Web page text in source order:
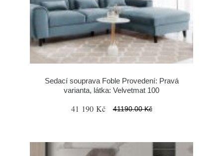
Sedací souprava Foble Provedení: Pravá
varianta, látka: Velvetmat 100
41 190 Kč 41190.00 Kč